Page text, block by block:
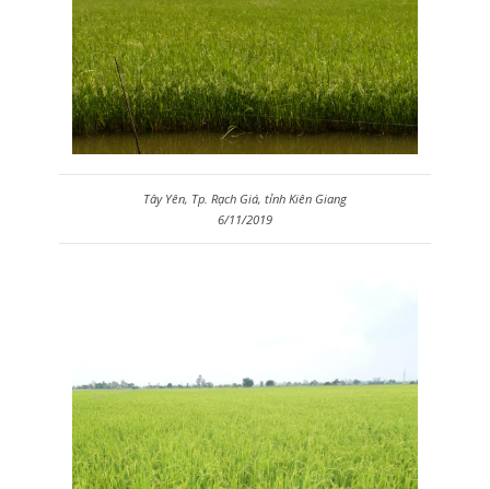
Tây Yên, Tp. Rạch Giá, tỉnh Kiên Giang
6/11/2019